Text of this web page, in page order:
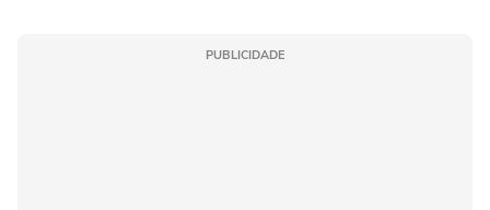
PUBLICIDADE